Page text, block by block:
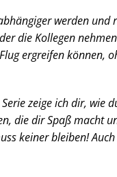
werden und
die Kollegen
ergreifen können,
zeige ich dir, wie
die dir Spaß macht
keiner bleiben!